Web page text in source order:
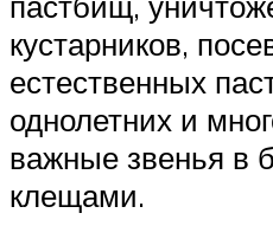
кустарников,
естественных
однолетних и
важные звенья в
клещами.